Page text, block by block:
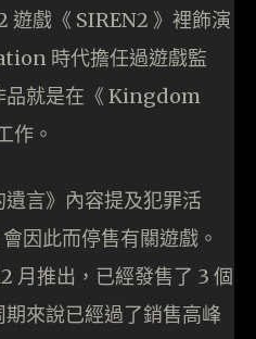
遊戲《 SIREN2 》裡飾演
時代擔任過遊戲監
品就是在《 Kingdom
作。
言》內容提及犯罪活
因此而停售有關遊戲。
月推出，已經發售了 3 個
來說已經過了銷售高峰